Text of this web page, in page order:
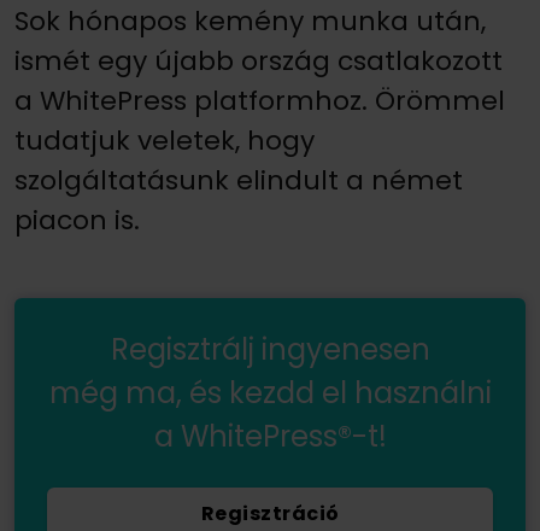
Sok hónapos kemény munka után,
ismét egy újabb ország csatlakozott
a WhitePress platformhoz. Örömmel
tudatjuk veletek, hogy
szolgáltatásunk elindult a német
piacon is.
Regisztrálj ingyenesen
még ma, és kezdd el használni
a WhitePress®-t!
Regisztráció